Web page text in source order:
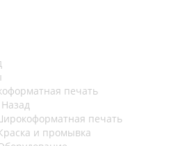
печать
Назад
печать
и промывка